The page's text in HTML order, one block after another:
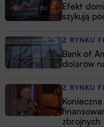
Efekt
szykują
Z RYNKU
Bank of
dolarów
Z RYNKU
zbrojnych